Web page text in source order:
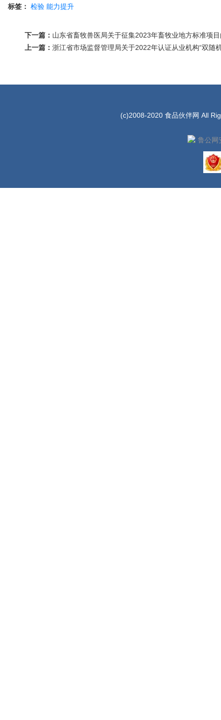
标签： 检验 能力提升
下一篇： 山东省畜牧兽医局关于征集2023年畜牧业地方标准项
上一篇： 浙江省市场监督管理局关于2022年认证从业机构“双随
(c)2008-2020 食品伙伴网 All
鲁公网